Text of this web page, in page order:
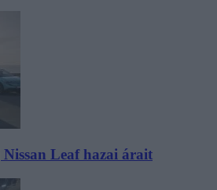
Leaf hazai árait